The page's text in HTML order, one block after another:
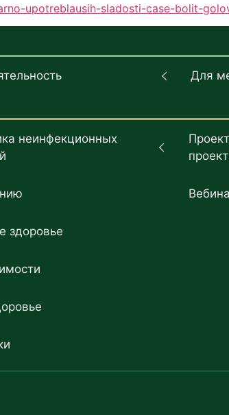
upotreblausih-sladosti-case-bolit-
Для
неинфекционных
здоровье